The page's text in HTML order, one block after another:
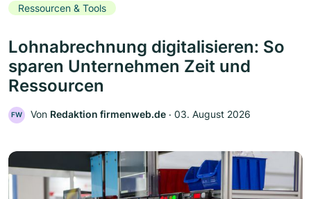
Ressourcen & Tools
Lohnabrechnung digitalisieren: So
sparen Unternehmen Zeit und
Ressourcen
FW Von Redaktion firmenweb.de ‧ 03. August 2026